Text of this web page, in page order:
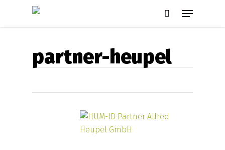
Menu
partner-heupel